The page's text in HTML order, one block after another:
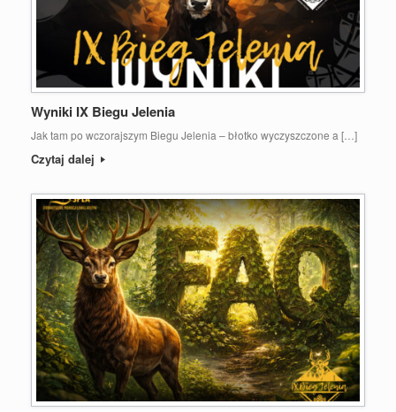
Wyniki IX Biegu Jelenia
Jak tam po wczorajszym Biegu Jelenia – błotko wyczyszczone a […]
Czytaj dalej